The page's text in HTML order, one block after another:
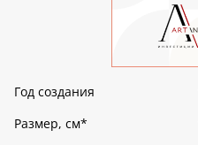
Год создания
Размер, см*